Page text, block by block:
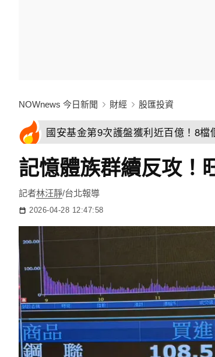
NOWnews 今日新聞 財經 股匯投資
國安基金第9次護盤獲利近百億！8
記憶體族群續反攻！
記者林汪靜/台北報導
2026-04-28 12:47:58